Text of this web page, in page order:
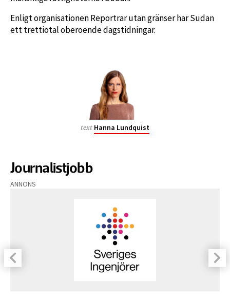
Enligt organisationen Reportrar utan gränser har Sudan
ett trettiotal oberoende dagstidningar.
text Hanna Lundquist
Journalistjobb
ANNONS